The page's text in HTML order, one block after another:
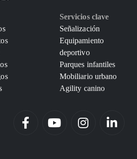
Servicios clave
Señalización
Equipamiento
deportivo
Parques infantiles
Mobiliario urbano
Agility canino